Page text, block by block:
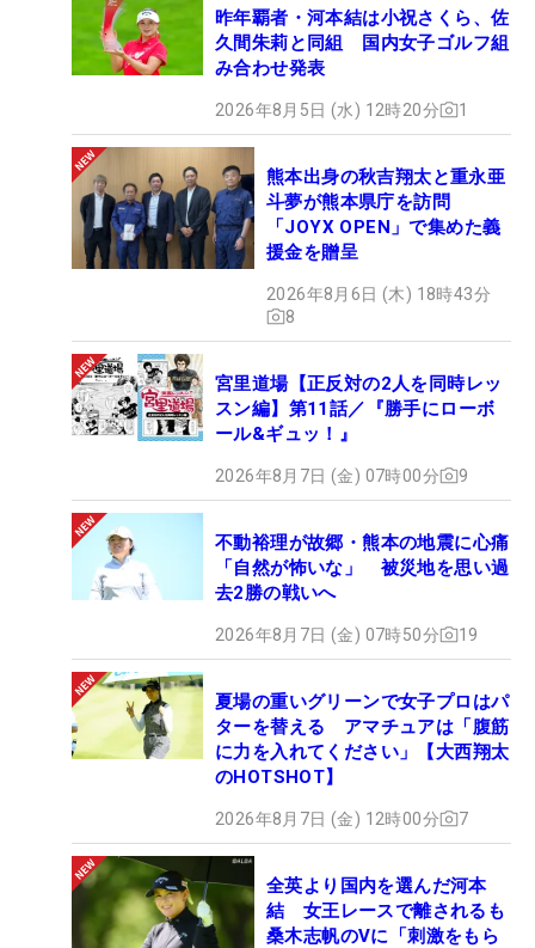
昨年覇者・河本結は小祝さくら、佐
久間朱莉と同組 国内女子ゴルフ組
み合わせ発表
2026年8月5日 (水) 12時20分 1
熊本出身の秋吉翔太と重永亜
斗夢が熊本県庁を訪問
「JOYX OPEN」で集めた義
援金を贈呈
2026年8月6日 (木) 18時43分
8
宮里道場【正反対の2人を同時レッ
スン編】第11話／『勝手にローボ
ール&ギュッ！』
2026年8月7日 (金) 07時00分 9
不動裕理が故郷・熊本の地震に心痛
「自然が怖いな」 被災地を思い過
去2勝の戦いへ
2026年8月7日 (金) 07時50分 19
夏場の重いグリーンで女子プロはパ
ターを替える アマチュアは「腹筋
に力を入れてください」【大西翔太
のHOTSHOT】
2026年8月7日 (金) 12時00分 7
全英より国内を選んだ河本
結 女王レースで離されるも
桑木志帆のVに「刺激をもら